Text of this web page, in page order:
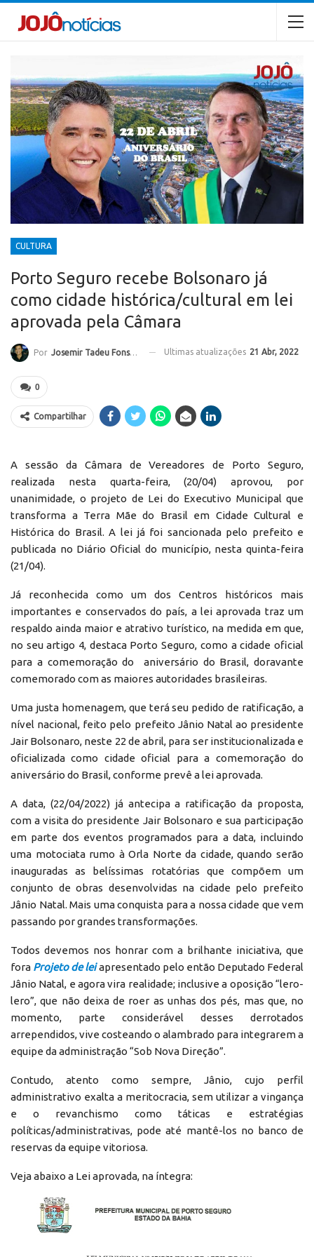
CULTURA
Porto Seguro recebe Bolsonaro já
como cidade histórica/cultural em lei
aprovada pela Câmara
Por Josemir Tadeu Fonseca Ultimas atualizações 21 Abr, 2022
0
Compartilhar
A sessão da Câmara de Vereadores de Porto Seguro,
realizada nesta quarta-feira, (20/04) aprovou, por
unanimidade, o projeto de Lei do Executivo Municipal que
transforma a Terra Mãe do Brasil em Cidade Cultural e
Histórica do Brasil. A lei já foi sancionada pelo prefeito e
publicada no Diário Oficial do município, nesta quinta-feira
(21/04).
Já reconhecida como um dos Centros históricos mais
importantes e conservados do país, a lei aprovada traz um
respaldo ainda maior e atrativo turístico, na medida em que,
no seu artigo 4, destaca Porto Seguro, como a cidade oficial
para a comemoração do aniversário do Brasil, doravante
comemorado com as maiores autoridades brasileiras.
Uma justa homenagem, que terá seu pedido de ratificação, a
nível nacional, feito pelo prefeito Jânio Natal ao presidente
Jair Bolsonaro, neste 22 de abril, para ser institucionalizada e
oficializada como cidade oficial para a comemoração do
aniversário do Brasil, conforme prevê a lei aprovada.
A data, (22/04/2022) já antecipa a ratificação da proposta,
com a visita do presidente Jair Bolsonaro e sua participação
em parte dos eventos programados para a data, incluindo
uma motociata rumo à Orla Norte da cidade, quando serão
inauguradas as belíssimas rotatórias que compõem um
conjunto de obras desenvolvidas na cidade pelo prefeito
Jânio Natal. Mais uma conquista para a nossa cidade que vem
passando por grandes transformações.
Todos devemos nos honrar com a brilhante iniciativa, que
fora Projeto de leiapresentado pelo então Deputado Federal
Jânio Natal, e agora vira realidade; inclusive a oposição “lero-
lero”, que não deixa de roer as unhas dos pés, mas que, no
momento, parte considerável desses derrotados
arrependidos, vive costeando o alambrado para integrarem a
equipe da administração “Sob Nova Direção”.
Contudo, atento como sempre, Jânio, cujo perfil
administrativo exalta a meritocracia, sem utilizar a vingança
e o revanchismo como táticas e estratégias
políticas/administrativas, pode até mantê-los no banco de
reservas da equipe vitoriosa.
Veja abaixo a Lei aprovada, na íntegra: